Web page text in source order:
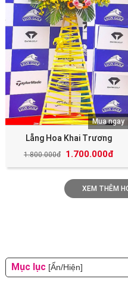
Lẵng Hoa Khai Trương
1.800.000đ 1.700.000đ
Mua ngay
XEM THÊM
Mục lục [Ẩn/Hiện]